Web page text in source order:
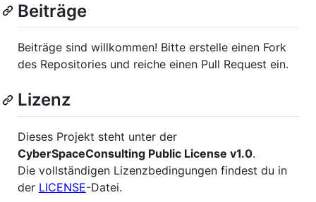
Beiträge
Beiträge sind willkommen! Bitte erstelle einen Fork
des Repositories und reiche einen Pull Request ein.
Lizenz
Dieses Projekt steht unter der
CyberSpaceConsulting Public License v1.0.
Die vollständigen Lizenzbedingungen findest du in
der LICENSE-Datei.